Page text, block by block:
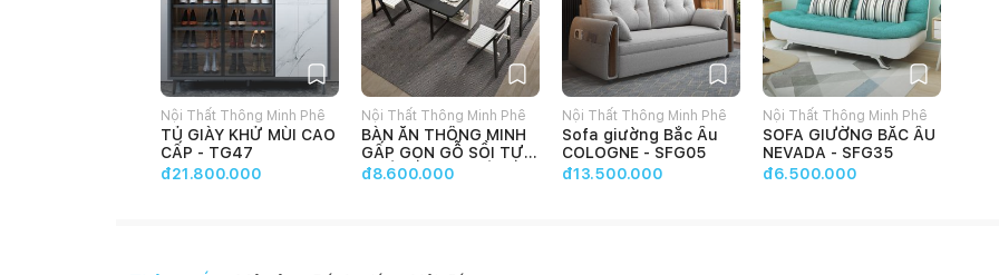
Nội Thất Thông Minh Phê
Décor
TỦ GIÀY KHỬ MÙI CAO
CẤP - TG47
đ21.800.000
Nội Thất Thông Minh Phê
Décor
BÀN ĂN THÔNG MINH
GẤP GỌN GỖ SỒI TỰ
NHIÊN BA75 (1 BÀN+4
đ8.600.000
Nội Thất Thông Minh Phê
Décor
Sofa giường Bắc Âu
COLOGNE - SFG05
đ13.500.000
Nội Thất Thông Minh Phê
Décor
SOFA GIƯỜNG BẮC ÂU
NEVADA - SFG35
đ6.500.000